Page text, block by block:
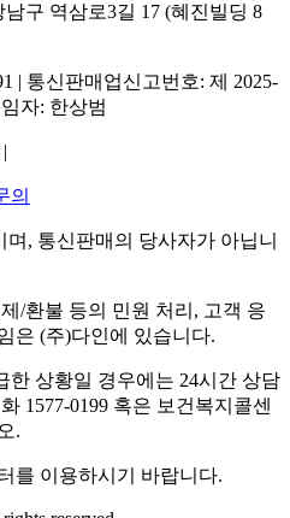
구 역삼로3길 17 (혜진빌딩 8
| 통신판매업신고번호: 제 2025-
자: 한상범
의
, 통신판매의 당사자가 아닙니
/환불 등의 민원 처리, 고객 응
은 (주)다인에 있습니다.
한 상황일 경우에는 24시간 상담
1577-0199 혹은 보건복지콜센
.
를 이용하시기 바랍니다.